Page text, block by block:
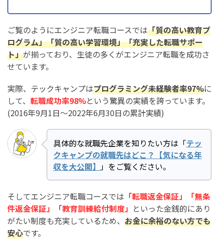
ご覧のようにエンジニア転職コースでは「質の高い教育プ
ログラム」「質の高い学習環境」「充実した転職サポー
ト」が揃っており、生徒の多くがエンジニア転職を成功さ
せています。
実際、テックキャンプはプログラミング未経験者率97%に
して、 転職成功率98%という驚異の実績を誇っています。
(2016年9月1日〜2022年6月30日の累計実績)
具体的な就職先企業を知りたい方は「テッ
クキャンプの就職先はどこ？【気になる年
収を大公開】 」をご覧ください。
そしてエンジニア転職コースでは 「転職返金保証」「無条
件返金保証」「教育訓練給付制度」 といった金銭的にあり
がたい制度も充実しているため、 お金に余裕のない方でも
安心です。